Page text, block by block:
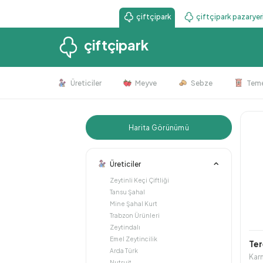
çiftçipark çiftçipark pazaryeri
çiftçipark
Üreticiler Meyve Sebze
Harita Görünümü
Üreticiler
Zeytinli Keçi Çiftliği
Tansu Şahal
Mine Şahal Kurt
Trabzon Ürünleri
Zeytindalı
Emel Zeytincilik
Arda Türk